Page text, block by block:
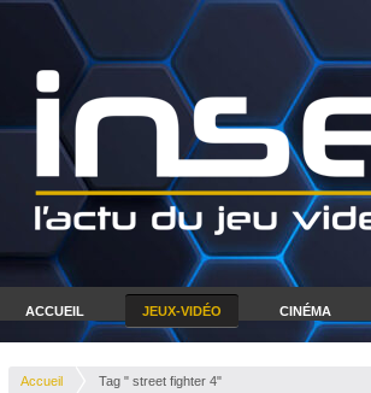
ACCUEIL JEUX-VIDÉO CINÉMA
Accueil Tag " street fighter 4"